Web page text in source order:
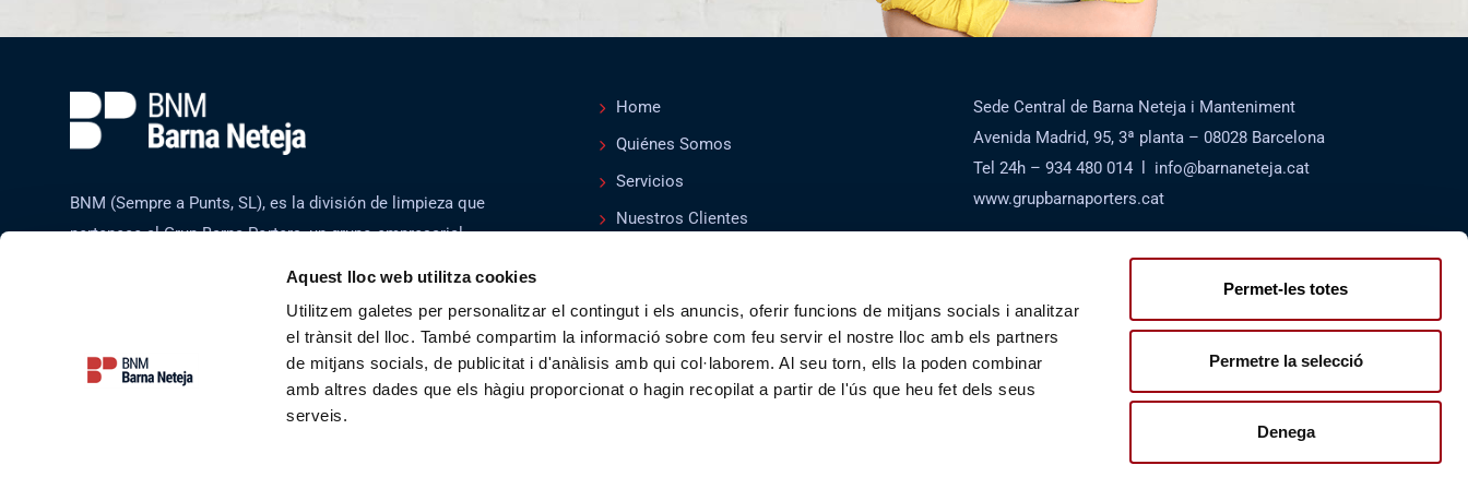
Aquest lloc web utilitza cookies
Utilitzem galetes per personalitzar el contingut i els anuncis, oferir funcions de mitjans socials i analitzar
el trànsit del lloc. També compartim la informació sobre com feu servir el nostre lloc amb els partners
de mitjans socials, de publicitat i d'anàlisis amb qui col·laborem. Al seu torn, ells la poden combinar
amb altres dades que els hàgiu proporcionat o hagin recopilat a partir de l'ús que heu fet dels seus
serveis.
Permet-les totes
Permetre la selecció
Denega
BNM (Sempre a Punts, SL), es la división de limpieza que
pertenece al Grup Barna Porters, un grupo empresarial
Home
Quiénes Somos
Servicios
Nuestros Clientes
Políticas de Calidad y Certificados ISO
Sede Central de Barna Neteja i Manteniment
Avenida Madrid, 95, 3ª planta – 08028 Barcelona
Tel 24h – 934 480 014 l info@barnaneteja.cat
www.grupbarnaporters.cat
Política de Privacidad
Código de Conducta de los Proveedores